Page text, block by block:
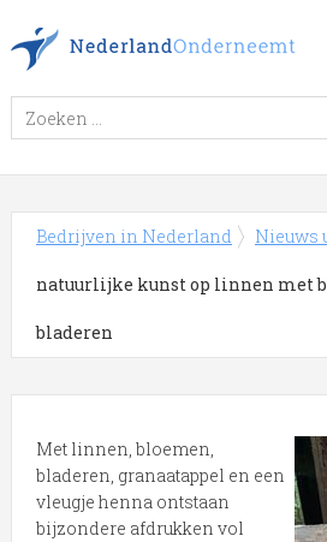
Bedrijven in Nederland Nieuws
natuurlijke kunst op linnen met
bladeren
Met linnen, bloemen,
bladeren, granaatappel en een
vleugje henna ontstaan
bijzondere afdrukken vol